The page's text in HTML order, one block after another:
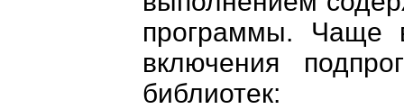
программы. Чаще
включения
библиотек: